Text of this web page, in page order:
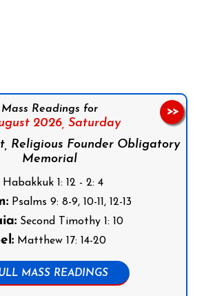
Mass Readings for
2026, Saturday
Religious Founder Obligatory
Memorial
1: 12 - 2: 4
Psalms 9: 8-9, 10-11, 12-13
Second Timothy 1: 10
Matthew 17: 14-20
MASS READINGS
>>